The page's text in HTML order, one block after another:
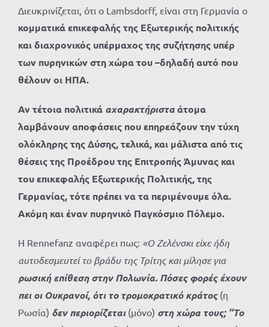
Διευκρινίζεται, ότι ο Lambsdorff, είναι στη Γερμανία ο
κομματικάεπικεφαλής της Εξωτερικής πολιτικής
και διαχρονικός υπέρμαχος της συζήτησης υπέρ
των πυρηνικών στη χώρα του –δηλαδή αυτό που
θέλουν οι ΗΠΑ.
Αν τέτοια πολιτικά αχαρακτήρισταάτομα
λαμβάνουν αποφάσεις που επηρεάζουν την τύχη
ολόκληρης της Δύσης, τελικά, και μάλιστα από τις
θέσεις της Προέδρου της Επιτροπής Άμυνας και
του επικεφαλής Εξωτερικής Πολιτικής, της
Γερμανίας, τότε πρέπει να τα περιμένουμε όλα.
Ακόμη και έναν πυρηνικό Παγκόσμιο Πόλεμο.
Η Rennefanz αναφέρει πως: «Ο Ζελένσκι είχε ήδη
αυτοδεσμευτεί το βράδυ της Τρίτης και μίλησε για
ρωσική επίθεση στην Πολωνία. Πόσες φορές έχουν
πει οι Ουκρανοί, ότι το τρομοκρατικό κράτος (η
Ρωσία) δεν περιορίζεται (μόνο) στη χώρα τους; ‘‘Το